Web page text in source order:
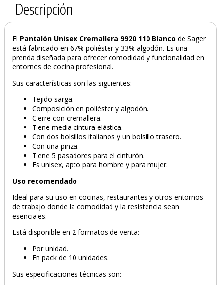
PRODUCTO AÑADIDO AL CARRITO
Descripción
El Pantalón Unisex Cremallera 9920 110 Blanco de Sager
está fabricado en 67% poliéster y 33% algodón. Es una
prenda diseñada para ofrecer comodidad y funcionalidad en
entornos de cocina profesional.
Sus características son las siguientes:
Tejido sarga.
Composición en poliéster y algodón.
Cierre con cremallera.
Tiene media cintura elástica.
Con dos bolsillos italianos y un bolsillo trasero.
Con una pinza.
Tiene 5 pasadores para el cinturón.
Es unisex, apto para hombre y para mujer.
Uso recomendado
Ideal para su uso en cocinas, restaurantes y otros entornos
de trabajo donde la comodidad y la resistencia sean
esenciales.
Está disponible en 2 formatos de venta:
Por unidad.
En pack de 10 unidades.
Sus especificaciones técnicas son: